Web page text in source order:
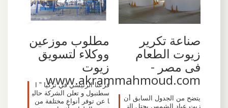
صناعة تكرير
زيوت الطعام
فى مصر -
www.akrammahmoud.com
يتضح من الجدول السابق أن
زيت عباد الشمس يحتل الن
مطلوب موزعين
ووكلاء لتسويق
زيوت
فرعنا الرئيسي في تركيا " ا
سطنبول و تعلن الشركة حالي
ا عن توفر أنواع مختلفة من